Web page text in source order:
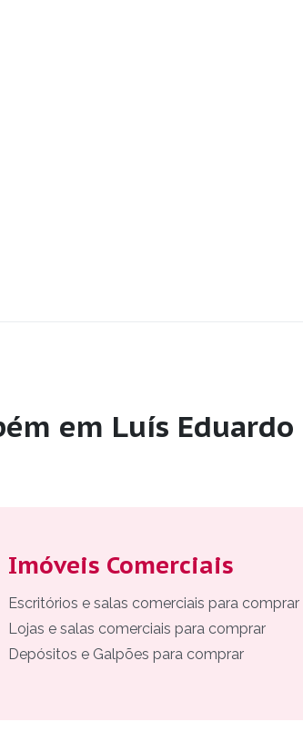
em Luís Eduardo
Imóveis Comerciais
Escritórios e salas comerciais para comprar
Lojas e salas comerciais para comprar
Depósitos e Galpões para comprar